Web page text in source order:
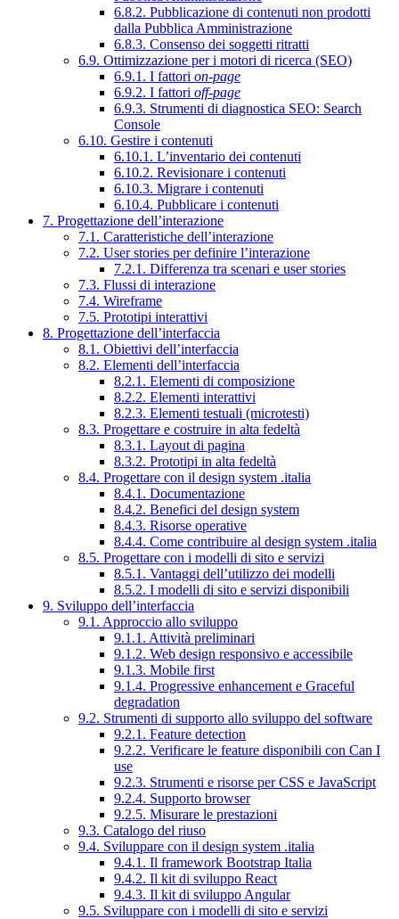
6.8.2. Pubblicazione di contenuti non prodotti
dalla Pubblica Amministrazione
6.8.3. Consenso dei soggetti ritratti
6.9. Ottimizzazione per i motori di ricerca (SEO)
6.9.1. I fattori on-page
6.9.2. I fattori off-page
6.9.3. Strumenti di diagnostica SEO: Search
Console
6.10. Gestire i contenuti
6.10.1. L’inventario dei contenuti
6.10.2. Revisionare i contenuti
6.10.3. Migrare i contenuti
6.10.4. Pubblicare i contenuti
7. Progettazione dell’interazione
7.1. Caratteristiche dell’interazione
7.2. User stories per definire l’interazione
7.2.1. Differenza tra scenari e user stories
7.3. Flussi di interazione
7.4. Wireframe
7.5. Prototipi interattivi
8. Progettazione dell’interfaccia
8.1. Obiettivi dell’interfaccia
8.2. Elementi dell’interfaccia
8.2.1. Elementi di composizione
8.2.2. Elementi interattivi
8.2.3. Elementi testuali (microtesti)
8.3. Progettare e costruire in alta fedeltà
8.3.1. Layout di pagina
8.3.2. Prototipi in alta fedeltà
8.4. Progettare con il design system .italia
8.4.1. Documentazione
8.4.2. Benefici del design system
8.4.3. Risorse operative
8.4.4. Come contribuire al design system .italia
8.5. Progettare con i modelli di sito e servizi
8.5.1. Vantaggi dell’utilizzo dei modelli
8.5.2. I modelli di sito e servizi disponibili
9. Sviluppo dell’interfaccia
9.1. Approccio allo sviluppo
9.1.1. Attività preliminari
9.1.2. Web design responsivo e accessibile
9.1.3. Mobile first
9.1.4. Progressive enhancement e Graceful
degradation
9.2. Strumenti di supporto allo sviluppo del software
9.2.1. Feature detection
9.2.2. Verificare le feature disponibili con Can I
use
9.2.3. Strumenti e risorse per CSS e JavaScript
9.2.4. Supporto browser
9.2.5. Misurare le prestazioni
9.3. Catalogo del riuso
9.4. Sviluppare con il design system .italia
9.4.1. Il framework Bootstrap Italia
9.4.2. Il kit di sviluppo React
9.4.3. Il kit di sviluppo Angular
9.5. Sviluppare con i modelli di sito e servizi